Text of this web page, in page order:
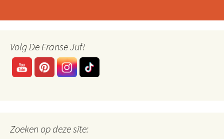
Volg De Franse Juf!
Zoeken op deze site: